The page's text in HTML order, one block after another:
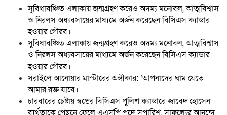
সুবিধাবঞ্চিত এলাকায় জন্মগ্রহণ করেও অদম্য মনোবল, আত্মবিশ্বাস
ও নিরলস অধ্যবসায়ের মাধ্যমে অর্জন করেছেন বিসিএস ক্যাডার
হওয়ার গৌরব।
সুবিধাবঞ্চিত এলাকায় জন্মগ্রহণ করেও অদম্য মনোবল, আত্মবিশ্বাস
ও নিরলস অধ্যবসায়ের মাধ্যমে অর্জন করেছেন বিসিএস ক্যাডার
হওয়ার গৌরব।
সরাইলে আনোয়ার মাস্টারের অঙ্গীকার: ‘আপনাদের ঘাম যেতে
আমার রক্ত যাবে।
চারবারের চেষ্টায় স্বপ্নের বিসিএস পুলিশ ক্যাডারে জাবেদ হোসেন
ব্যর্থতাকে পেছনে ফেলে এএসপি পদে সুপারিশ, সাফল্যের আনন্দে